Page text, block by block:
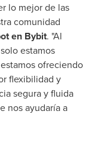
lo mejor de las
comunidad
en Bybit. "Al
estamos
ofreciendo
flexibilidad y
segura y fluida
nos ayudaría a